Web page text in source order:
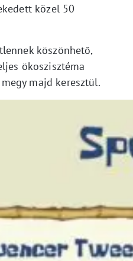
közel 50
köszönhető,
ökoszisztéma
majd keresztül.